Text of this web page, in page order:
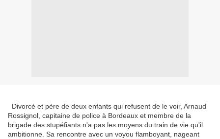
Divorcé et père de deux enfants qui refusent de le voir, Arnaud
Rossignol, capitaine de police à Bordeaux et membre de la
brigade des stupéfiants n'a pas les moyens du train de vie qu'il
ambitionne. Sa rencontre avec un voyou flamboyant, nageant